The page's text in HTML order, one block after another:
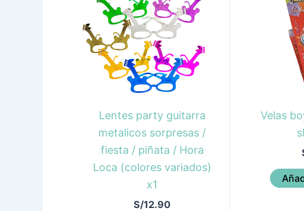
Lentes party guitarra
metalicos sorpresas /
fiesta / piñata / Hora
Loca (colores variados)
x1
S/12.90
Velas